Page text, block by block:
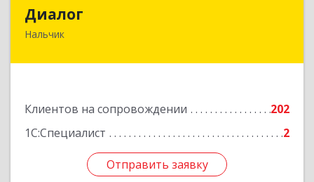
Диалог
Нальчик
Клиентов на сопровождении
202
1С:Специалист
2
Отправить заявку
360016, Кабардино-Балкарская Респ, Нальчик г,
Отправить заявку